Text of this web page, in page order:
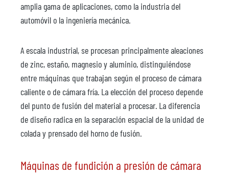
amplia gama de aplicaciones, como la industria del
automóvil o la ingeniería mecánica.
A escala industrial, se procesan principalmente aleaciones
de zinc, estaño, magnesio y aluminio, distinguiéndose
entre máquinas que trabajan según el proceso de cámara
caliente o de cámara fría. La elección del proceso depende
del punto de fusión del material a procesar. La diferencia
de diseño radica en la separación espacial de la unidad de
colada y prensado del horno de fusión.
Máquinas de fundición a presión de cámara